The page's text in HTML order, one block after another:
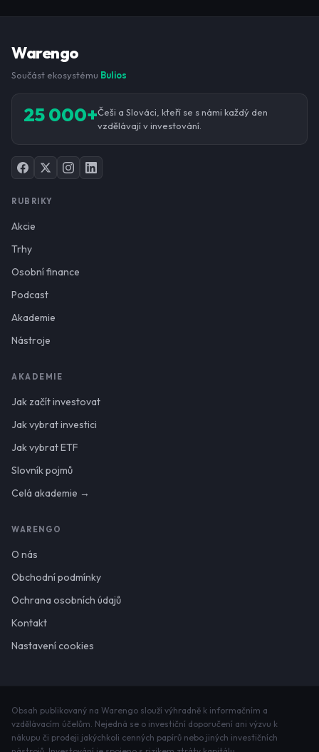
Warengo
Součást ekosystému Bulios
25 000+Češi a Slováci, kteří se s námi každý den
vzdělávají v investování.
RUBRIKY
Akcie
Trhy
Osobní finance
Podcast
Akademie
Nástroje
AKADEMIE
Jak začít investovat
Jak vybrat investici
Jak vybrat ETF
Slovník pojmů
Celá akademie →
WARENGO
O nás
Obchodní podmínky
Ochrana osobních údajů
Kontakt
Nastavení cookies
Obsah publikovaný na Warengo slouží výhradně k informačním a
vzdělávacím účelům. Nejedná se o investiční doporučení ani výzvu k
nákupu či prodeji jakýchkoli cenných papírů nebo jiných investičních